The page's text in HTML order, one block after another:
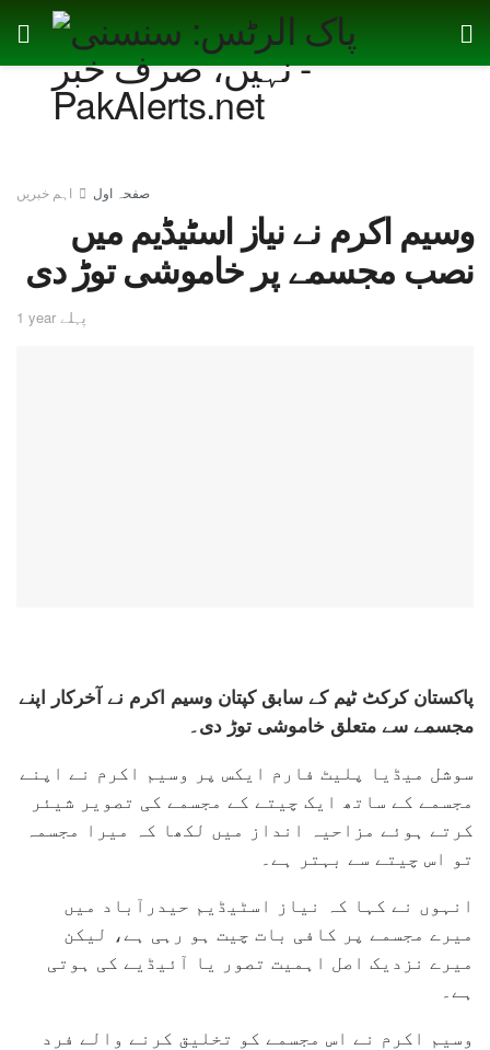
صفحہ اول اہم خبریں
وسیم اکرم نے نیاز اسٹیڈیم میں
نصب مجسمے پر خاموشی توڑ دی
1 year پہلے
پاکستان کرکٹ ٹیم کے سابق کپتان وسیم اکرم نے آخرکار اپنے
مجسمے سے متعلق خاموشی توڑ دی۔
سوشل میڈیا پلیٹ فارم ایکس پر وسیم اکرم نے اپنے
مجسمے کے ساتھ ایک چیتے کے مجسمے کی تصویر شیئر
کرتے ہوئے مزاحیہ انداز میں لکھا کہ میرا مجسمہ
تو اس چیتے سے بہتر ہے۔
انہوں نے کہا کہ نیاز اسٹیڈیم حیدرآباد میں
میرے مجسمے پر کافی بات چیت ہو رہی ہے، لیکن
میرے نزدیک اصل اہمیت تصور یا آئیڈیے کی ہوتی
ہے۔
وسیم اکرم نے اس مجسمے کو تخلیق کرنے والے فرد